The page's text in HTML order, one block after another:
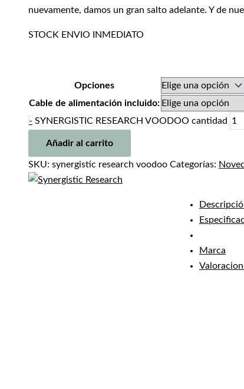
nuevamente, damos un gran salto adelante. Y de
STOCK ENVIO INMEDIATO
Opciones
Cable de alimentación incluido:
- SYNERGISTIC RESEARCH VOODOO cantidad
Añadir al carrito
SKU: synergistic research voodoo Categorías:
Marca